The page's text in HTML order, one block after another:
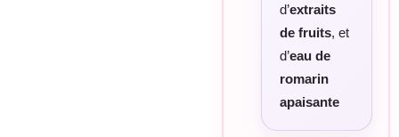
d’extraits
de fruits, et
d’eau de
romarin
apaisante